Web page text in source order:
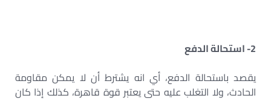
2- استحالة الدفع
يقصد باستحالة الدفع، أي انه يشترط أن لا يمكن مقاومة
الحادث، ولا التغلب عليه حتى يعتبر قوة قاهرة، كذلك إذا كان